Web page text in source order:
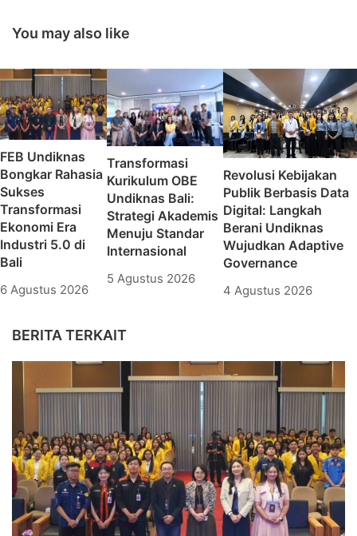
School hari ke-4
Eksplorasi Taipei
You may also like
FEB Undiknas
Bongkar Rahasia
Sukses
Transformasi
Ekonomi Era
Industri 5.0 di
Bali
6 Agustus 2026
Transformasi
Kurikulum OBE
Undiknas Bali:
Strategi Akademis
Menuju Standar
Internasional
5 Agustus 2026
Revolusi Kebijakan
Publik Berbasis Data
Digital: Langkah
Berani Undiknas
Wujudkan Adaptive
Governance
4 Agustus 2026
BERITA TERKAIT